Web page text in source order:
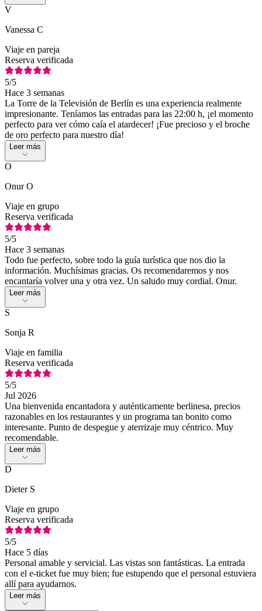
V
Vanessa C
Viaje en pareja
Reserva verificada
5/5
Hace 3 semanas
La Torre de la Televisión de Berlín es una experiencia realmente
impresionante. Teníamos las entradas para las 22:00 h, ¡el momento
perfecto para ver cómo caía el atardecer! ¡Fue precioso y el broche
de oro perfecto para nuestro día!
Leer más
O
Onur O
Viaje en grupo
Reserva verificada
5/5
Hace 3 semanas
Todo fue perfecto, sobre todo la guía turística que nos dio la
información. Muchísimas gracias. Os recomendaremos y nos
encantaría volver una y otra vez. Un saludo muy cordial. Onur.
Leer más
S
Sonja R
Viaje en familia
Reserva verificada
5/5
Jul 2026
Una bienvenida encantadora y auténticamente berlinesa, precios
razonables en los restaurantes y un programa tan bonito como
interesante. Punto de despegue y aterrizaje muy céntrico. Muy
recomendable.
Leer más
D
Dieter S
Viaje en grupo
Reserva verificada
5/5
Hace 5 días
Personal amable y servicial. Las vistas son fantásticas. La entrada
con el e-ticket fue muy bien; fue estupendo que el personal estuviera
allí para ayudarnos.
Leer más